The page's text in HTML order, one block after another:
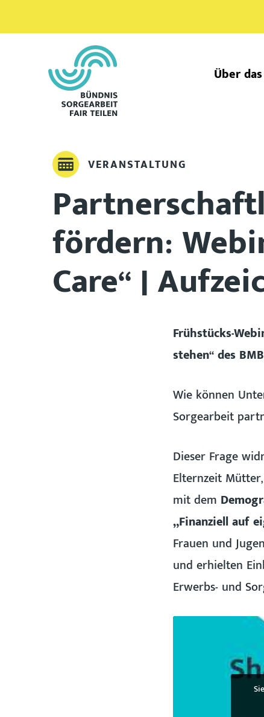
Über
VERANSTALTUNG
fördern:
Care“ |
Frühstücks-
stehen“ des
Wie können
Sorgearbeit
Dieser Frage
Elternzeit
mit dem
„Finanziell auf
Frauen und
und erhielten
Erwerbs- und